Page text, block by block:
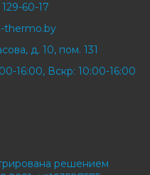
60-17
thermo.by
д. 10, пом. 131
16:00, Вскр: 10:00-16:00
решением